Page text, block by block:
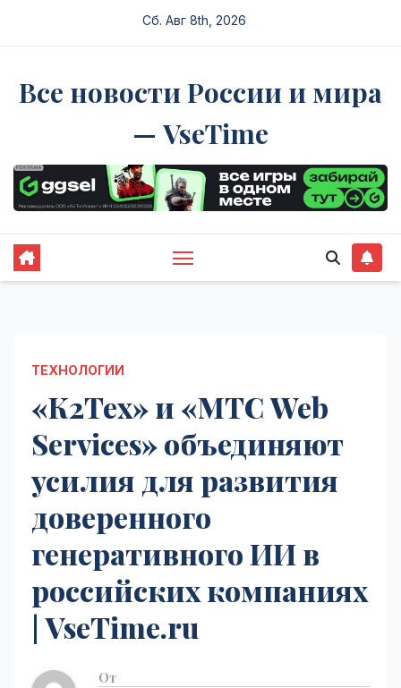
Сб. Авг 8th, 2026
Все новости России и мира
— VseTime
ТЕХНОЛОГИИ
«К2Тех» и «МТС Web
Services» объединяют
усилия для развития
доверенного
генеративного ИИ в
российских компаниях
| VseTime.ru
От